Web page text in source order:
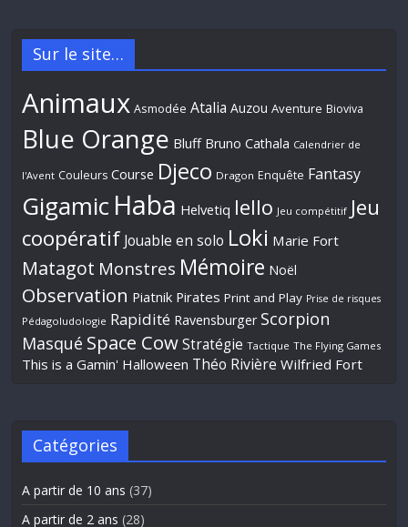
Sur le site…
Animaux Asmodée Atalia Auzou Aventure Bioviva
Blue Orange Bluff Bruno Cathala Calendrier de
l'Avent Couleurs Course Djeco Dragon Enquête Fantasy
Gigamic Haba Helvetiq Iello Jeu compétitif Jeu
coopératif Jouable en solo Loki Marie Fort
Matagot Monstres Mémoire Noël
Observation Piatnik Pirates Print and Play Prise de risques
Pédagoludologie Rapidité Ravensburger Scorpion
Masqué Space Cow Stratégie Tactique The Flying Games
This is a Gamin' Halloween Théo Rivière Wilfried Fort
Catégories
A partir de 10 ans (37)
A partir de 2 ans (28)